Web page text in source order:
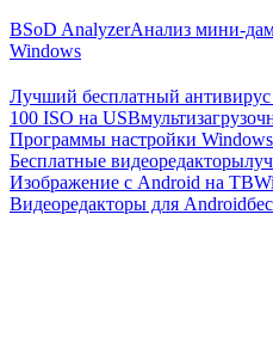
BSoD AnalyzerАнализ мини-
Windows
Лучший бесплатный антивирус
100 ISO на USB
Программы настройки
Бесплатные видеоредакторы
Изображение с Android на ТВ
Видеоредакторы для Android